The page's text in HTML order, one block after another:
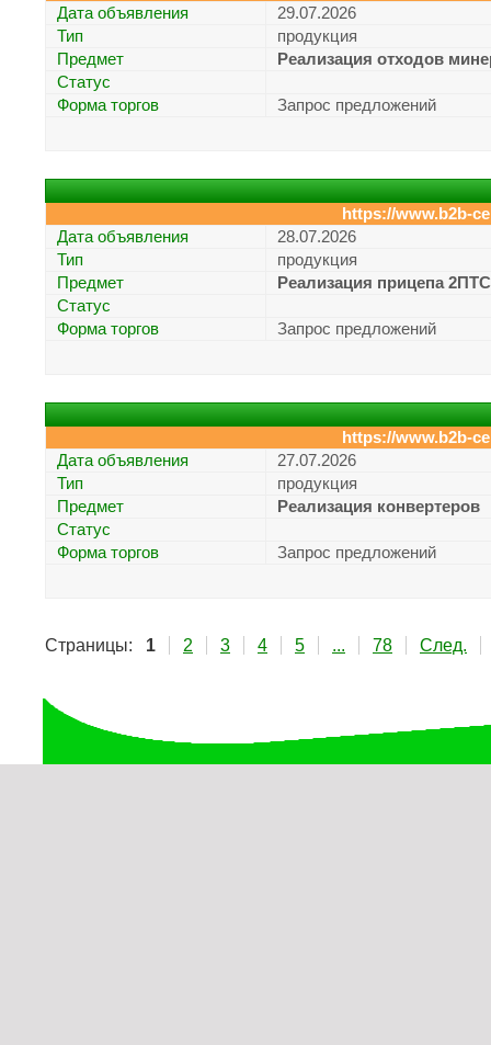
Дата объявления
29.07.2026
Тип
продукция
Предмет
Реализация отходов
Статус
Форма торгов
Запрос предложений
https://www.b2b-
Дата объявления
28.07.2026
Тип
продукция
Предмет
Реализация прицепа
Статус
Форма торгов
Запрос предложений
https://www.b2b-
Дата объявления
27.07.2026
Тип
продукция
Предмет
Реализация конвертеров
Статус
Форма торгов
Запрос предложений
Страницы: 1 2 3 4 5 ... 78 След.